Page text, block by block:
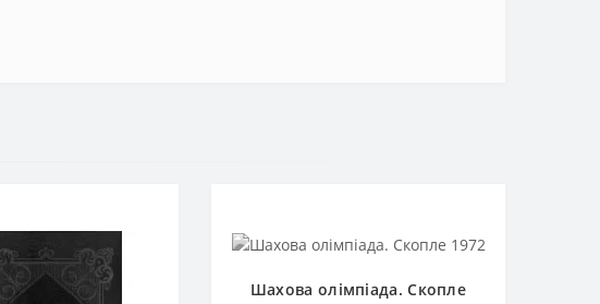
Шахова олімпіада. Скопле